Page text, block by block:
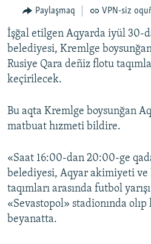
qaytmaq
MEDENİYET
İNSAN AQLARI
VİDEO
SÜRET
FİKİR
Русский
Українською
QOŞULIÑIZ!
Paylaşmaq VPN-siz
İşğal etilgen Aqyarda iyül 30-
belediyesi, Kremlge
Rusiye Qara deñiz flotu
keçirilecek.
Bu aqta Kremlge boysunğan
matbuat hızmeti bildire.
«Saat 16:00-dan 20:00-ge
belediyesi, Aqyar akimiyeti ve
taqımları arasında futbol
«Sevastopol» stadionında
beyanatta.